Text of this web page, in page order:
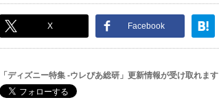
X Facebook
「ディズニー特集 -ウレぴあ総研」更新情報が受け取れます